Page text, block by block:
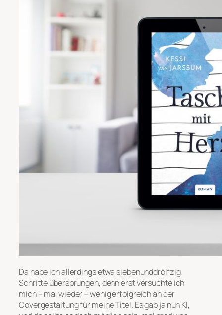
Da habe ich allerdings etwa siebenunddrölfzig
Schritte übersprungen, denn erst versuchte ich
mich – mal wieder – wenig erfolgreich an der
Covergestaltung für meine Titel. Es gab ja nun KI,